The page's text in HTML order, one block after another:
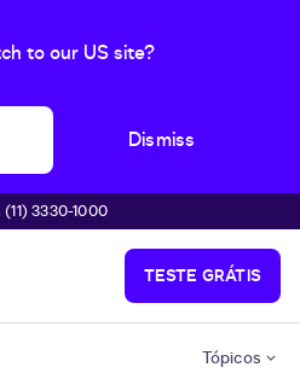
to our US site?
Dismiss
(11) 3330-1000
TESTE GRÁTIS
Tópicos